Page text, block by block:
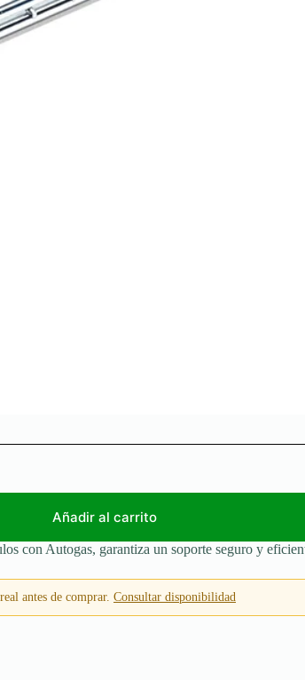
Añadir al carrito
con Autogas, garantiza un soporte seguro y
antes de comprar. Consultar disponibilidad